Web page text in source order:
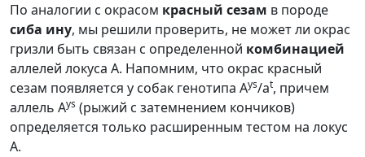
По аналогии с окрасом красный сезам в породе
сиба ину, мы решили проверить, не может ли окрас
гризли быть связан с определенной комбинацией
аллелей локуса A. Напомним, что окрас красный
сезам появляется у собак генотипа Ays/at, причем
аллель Ays (рыжий с затемнением кончиков)
определяется только расширенным тестом на локус
A.